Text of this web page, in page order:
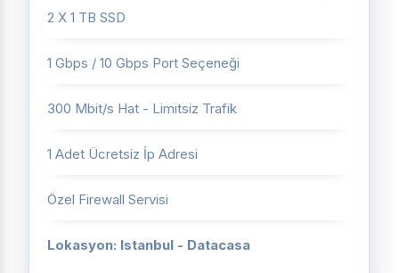
2 X 1 TB SSD
1 Gbps / 10 Gbps Port Seçeneği
300 Mbit/s Hat - Limitsiz Trafik
1 Adet Ücretsiz İp Adresi
Özel Firewall Servisi
Lokasyon: Istanbul - Datacasa